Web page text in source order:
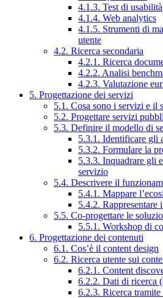
4.1.3. Test di usabilità
4.1.4. Web analytics
4.1.5. Strumenti di
utente
4.2. Ricerca secondaria
4.2.1. Ricerca
4.2.2. Analisi
4.2.3. Valutazione
5. Progettazione dei servizi
5.1. Cosa sono i servizi e il
5.2. Progettare servizi
5.3. Definire il modello di
5.3.1. Identificare gli
5.3.2. Formulare la
5.3.3. Inquadrare gli
servizio
5.4. Descrivere il
5.4.1. Mappare
5.4.2.
5.5. Co-progettare le
5.5.1. Workshop di
6. Progettazione dei contenuti
6.1. Cos’è il content design
6.2. Ricerca utente sui
6.2.1. Content
6.2.2. Dati di ricerca
6.2.3. Ricerca tramite